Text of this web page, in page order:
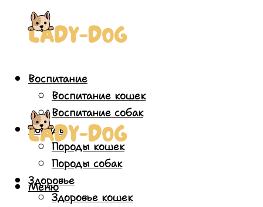
Воспитание
Воспитание кошек
Воспитание собак
Породы
Породы кошек
Породы собак
Здоровье
Здоровье кошек
Меню